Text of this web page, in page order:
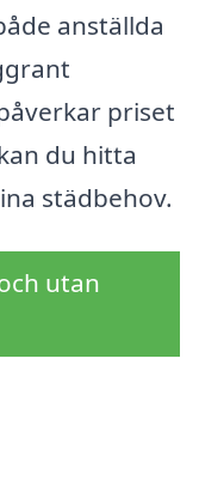
anställda
priset
du hitta
städbehov.
utan